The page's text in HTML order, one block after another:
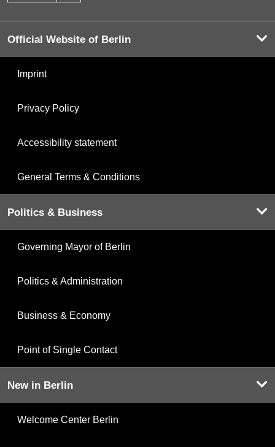
Official Website of Berlin
Imprint
Privacy Policy
Accessibility statement
General Terms & Conditions
Politics & Business
Governing Mayor of Berlin
Politics & Administration
Business & Economy
Point of Single Contact
New in Berlin
Welcome Center Berlin